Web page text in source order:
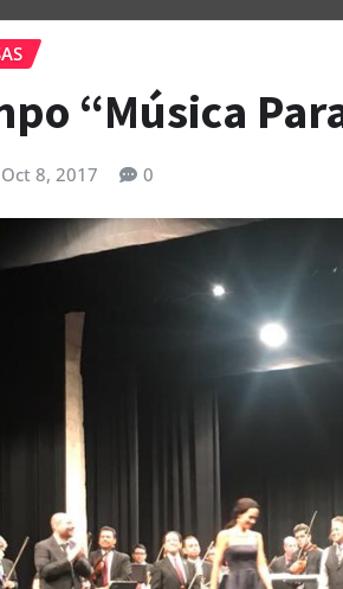
“Música
Oct 8, 2017 0